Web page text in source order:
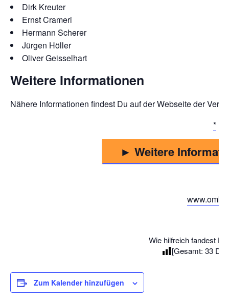
Dirk Kreuter
Ernst Crameri
Hermann Scherer
Jürgen Höller
Oliver Geisselhart
Weitere Informationen
Nähere Informationen findest Du auf der Webseite der
► Weitere
Wie hilfreich fandest
[Gesamt: 33
Zum Kalender hinzufügen